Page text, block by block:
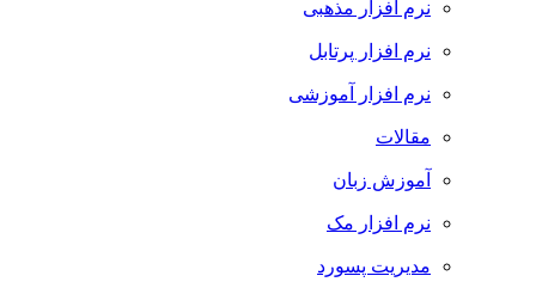
نرم افزار مذهبی
نرم افزار پرتابل
نرم افزار آموزشی
مقالات
آموزش زبان
نرم افزار مک
مدیریت پسورد